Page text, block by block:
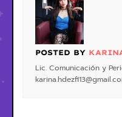
POSTED BY
Lic. Comunicación y